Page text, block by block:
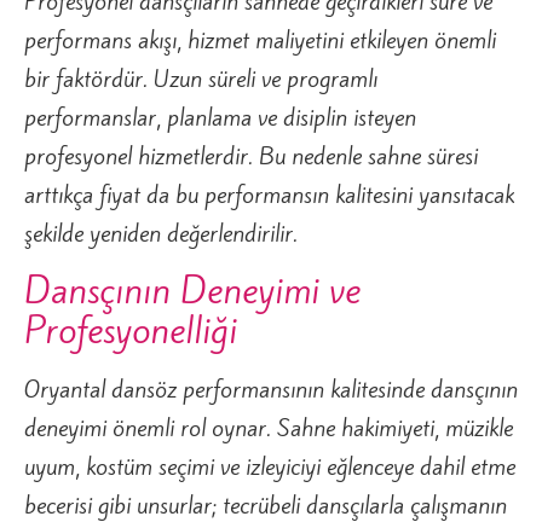
performans akışı, hizmet maliyetini etkileyen önemli
bir faktördür. Uzun süreli ve programlı
performanslar, planlama ve disiplin isteyen
profesyonel hizmetlerdir. Bu nedenle sahne süresi
arttıkça fiyat da bu performansın kalitesini yansıtacak
şekilde yeniden değerlendirilir.
Dansçının Deneyimi ve
Profesyonelliği
Oryantal dansöz performansının kalitesinde dansçının
deneyimi önemli rol oynar. Sahne hakimiyeti, müzikle
uyum, kostüm seçimi ve izleyiciyi eğlenceye dahil etme
becerisi gibi unsurlar; tecrübeli dansçılarla çalışmanın